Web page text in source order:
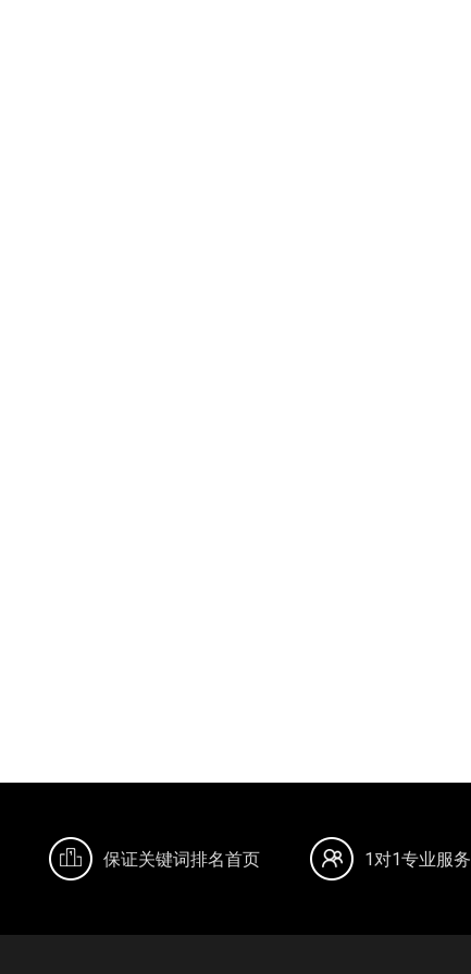
保证关键词排名首页 1对1专业服务